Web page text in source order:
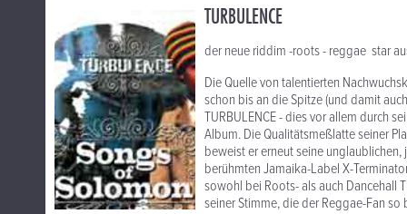
TURBULENCE
der neue riddim -roots - reggae star
Die Quelle von talentierten
schon bis an die Spitze (und damit
TURBULENCE - dies vor allem durch
Album. Die Qualitätsmeßlatte seiner
beweist er erneut seine
berühmten Jamaika-Label X-
sowohl bei Roots- als auch Dancehall
seiner Stimme, die der Reggae-Fan so